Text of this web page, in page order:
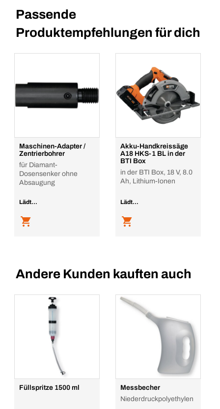
Passende
Produktempfehlungen für dich
Maschinen-Adapter /
Zentrierbohrer
für Diamant-
Dosensenker ohne
Absaugung
Lädt...
Akku-Handkreissäge
A18 HKS-1 BL in der
BTI Box
in der BTI Box, 18 V, 8.0
Ah, Lithium-Ionen
Lädt...
Andere Kunden kauften auch
Füllspritze 1500 ml
Messbecher
Niederdruckpolyethylen